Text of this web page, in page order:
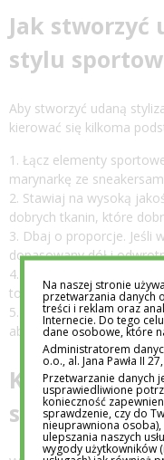
Jak stworzyć
stylu
Aby stworzyć udaną
kierować się kilkoma
Łącz elementy
marynarkę ze
Stawiaj na wysoką
dobrych tkanin, które
Dbaj o proporcje. Jeśli
dopasowany dół i
Zwracaj uwagę na
torebka, mogą podnieść
Baw się kontrastami.
aby stworzyć ciekawy
Kluczowe
sportowej
Na naszej stronie
przetwarzania danych
treści i reklam oraz
Internecie. Do tego
dane osobowe, które
Administratorem
o.o., al. Jana Pawła II
Przetwarzanie danych
usprawiedliwione
konieczność
sprawdzenie, czy do
nieuprawniona
ulepszania naszych
wygody użytkowników